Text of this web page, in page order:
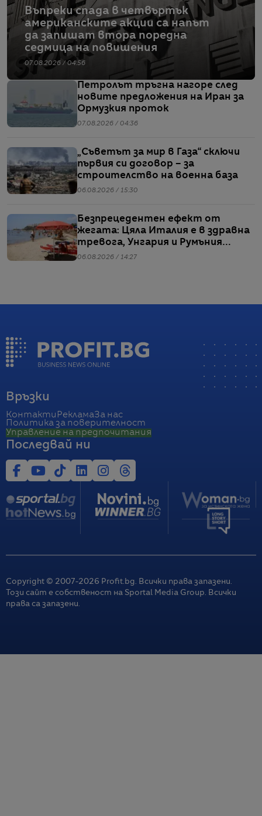
Въпреки спада в четвъртък
американските акции са напът
да запишат втора поредна
седмица на повишения
07.08.2026 / 04:56
Петролът тръгна нагоре след
новите предложения на Иран за
Ормузкия проток
07.08.2026 / 04:36
„Съветът за мир в Газа“ сключи
първия си договор – за
строителство на военна база
06.08.2026 / 15:30
Безпрецедентен ефект от
жегата: Цяла Италия е в здравна
тревога, Унгария и Румъния
пестят електричество
06.08.2026 / 14:27
Връзки
Контакти РекламаЗа нас
Политика за поверителност
Управление на предпочитания
Последвай ни
Copyright © 2007-2026 Profit.bg. Всички права запазени.
Този сайт е собственост на Sportal Media Group. Всички
права са запазени.